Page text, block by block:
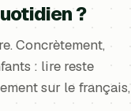
?
Concrètement,
: lire reste
sur le français,